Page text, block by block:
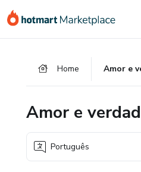
para
para
para
Home Amor e
Amor e
Português